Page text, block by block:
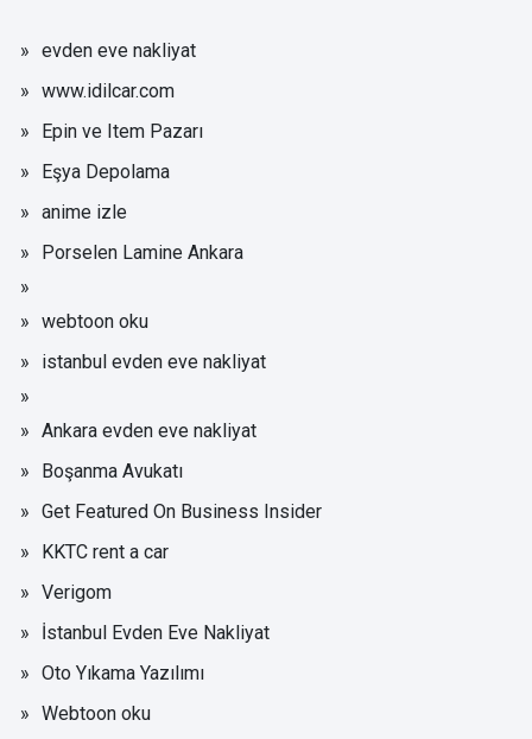
evden eve nakliyat
www.idilcar.com
Epin ve Item Pazarı
Eşya Depolama
anime izle
Porselen Lamine Ankara
webtoon oku
istanbul evden eve nakliyat
Ankara evden eve nakliyat
Boşanma Avukatı
Get Featured On Business Insider
KKTC rent a car
Verigom
İstanbul Evden Eve Nakliyat
Oto Yıkama Yazılımı
Webtoon oku